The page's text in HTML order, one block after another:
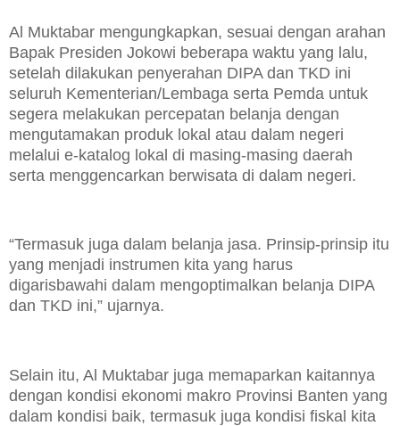
Al Muktabar mengungkapkan, sesuai dengan arahan
Bapak Presiden Jokowi beberapa waktu yang lalu,
setelah dilakukan penyerahan DIPA dan TKD ini
seluruh Kementerian/Lembaga serta Pemda untuk
segera melakukan percepatan belanja dengan
mengutamakan produk lokal atau dalam negeri
melalui e-katalog lokal di masing-masing daerah
serta menggencarkan berwisata di dalam negeri.
“Termasuk juga dalam belanja jasa. Prinsip-prinsip itu
yang menjadi instrumen kita yang harus
digarisbawahi dalam mengoptimalkan belanja DIPA
dan TKD ini,” ujarnya.
Selain itu, Al Muktabar juga memaparkan kaitannya
dengan kondisi ekonomi makro Provinsi Banten yang
dalam kondisi baik, termasuk juga kondisi fiskal kita